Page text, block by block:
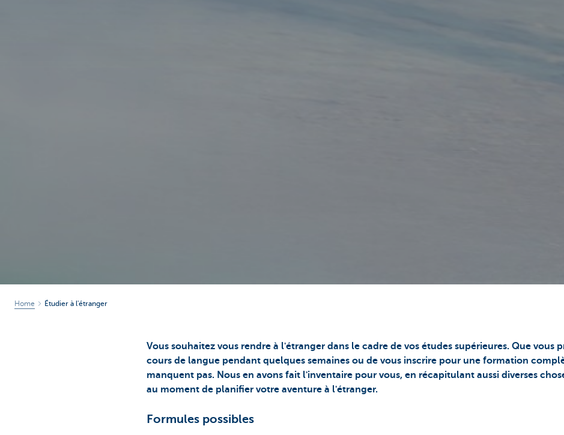
Home Étudier à l'étranger
Vous souhaitez vous rendre à l'étranger dans le cadre de vos études supérieures. Que vous
cours de langue pendant quelques semaines ou de vous inscrire pour une formation
manquent pas. Nous en avons fait l'inventaire pour vous, en récapitulant aussi diverses
au moment de planifier votre aventure à l'étranger.
Formules possibles